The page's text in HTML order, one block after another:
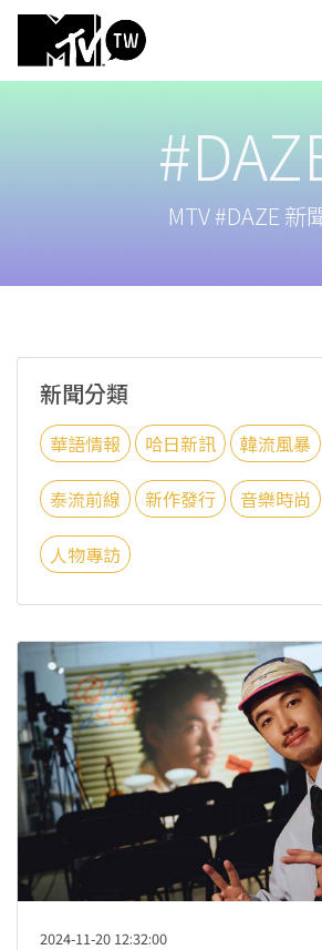
MTV #DAZE 新
新聞分類
華語情報 哈日新訊 韓流風暴
泰流前線 新作發行 音樂時尚
人物專訪
2024-11-20 12:32:00